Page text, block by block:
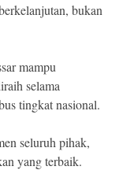
bukan
mampu
selama
tingkat nasional.
seluruh pihak,
yang terbaik.